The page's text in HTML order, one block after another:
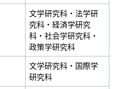
文学研究科・法学研
究科・経済学研究
科・社会学研究科・
政策学研究科
文学研究科・国際学
研究科